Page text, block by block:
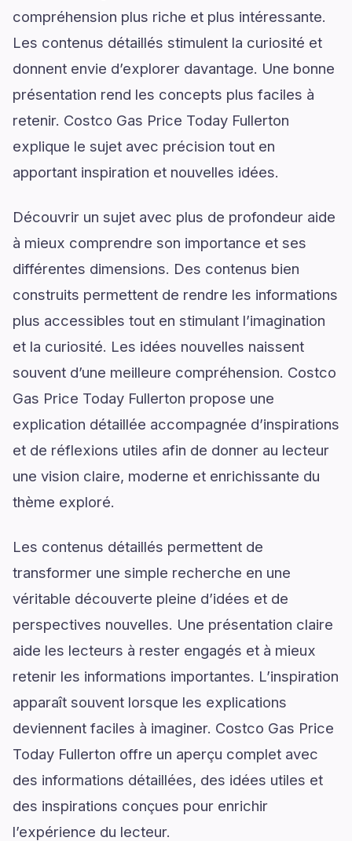
compréhension plus riche et plus intéressante.
Les contenus détaillés stimulent la curiosité et
donnent envie d’explorer davantage. Une bonne
présentation rend les concepts plus faciles à
retenir. Costco Gas Price Today Fullerton
explique le sujet avec précision tout en
apportant inspiration et nouvelles idées.
Découvrir un sujet avec plus de profondeur aide
à mieux comprendre son importance et ses
différentes dimensions. Des contenus bien
construits permettent de rendre les informations
plus accessibles tout en stimulant l’imagination
et la curiosité. Les idées nouvelles naissent
souvent d’une meilleure compréhension. Costco
Gas Price Today Fullerton propose une
explication détaillée accompagnée d’inspirations
et de réflexions utiles afin de donner au lecteur
une vision claire, moderne et enrichissante du
thème exploré.
Les contenus détaillés permettent de
transformer une simple recherche en une
véritable découverte pleine d’idées et de
perspectives nouvelles. Une présentation claire
aide les lecteurs à rester engagés et à mieux
retenir les informations importantes. L’inspiration
apparaît souvent lorsque les explications
deviennent faciles à imaginer. Costco Gas Price
Today Fullerton offre un aperçu complet avec
des informations détaillées, des idées utiles et
des inspirations conçues pour enrichir
l’expérience du lecteur.